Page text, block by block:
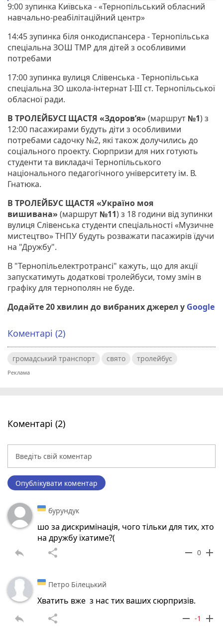
9:00 зупинка Київська - «Тернопільський обласний
навчально-реабілітаційний центр»
14:45 зупинка біля онкодиспансера - Тернопільська
спеціальна ЗОШ ТМР для дітей з особливими
потребами
17:00 зупинка вулиця Слівенська - Тернопільська
спеціальна ЗО школа-інтернат І-ІІІ ст. Тернопільської
обласної ради.
В ТРОЛЕЙБУСІ ЩАСТЯ «Здоров’я» (маршрут №1) з
12:00 пасажирами будуть діти з особливими
потребами садочку №2, які також долучились до
соціального проекту. Сюрпризи для них готують
студенти та викладачі Тернопільського
національного педагогічного університету ім. В.
Гнатюка.
В ТРОЛЕЙБУС ЩАСТЯ «Україно моя
вишивана» (маршрут №11) з 18 години від зупинки
вулиця Слівенська студенти спеціальності «Музичне
мистецтво» ТНПУ будуть розважати пасажирів їдучи
на "Дружбу".
В "Тернопільелектротрансі" кажуть, що для акції
запускатимуть додаткові тролейбуси, тому змін в
графіку для тернополян не буде.
Додайте 20 хвилин до вибраних джерел у Google
Коментарі (2)
громадський транспорт свято тролейбус
Коментарі (2)
Опублікувати коментар
бурундук
шо за дискримінація, чого тільки для тих, хто
на дружбу їхатиме?(
reply share remove 0 add
Петро Білецький
Хватить вже з нас тих ваших сюрпризів.
reply share remove -1 add